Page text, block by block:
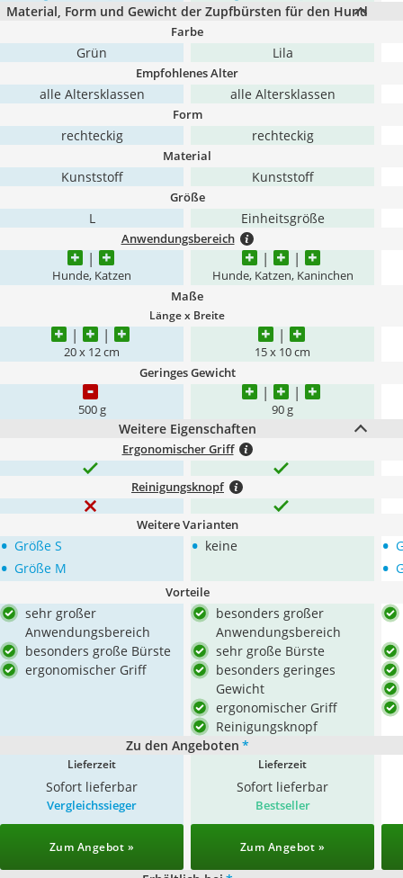
Material, Form und Gewicht der Zupfbürsten für den Hund
Farbe
Grün Lila
Empfohlenes Alter
alle Altersklassen alle Altersklassen
Form
rechteckig rechteckig
Material
Kunststoff Kunststoff
Größe
L Einheitsgröße
Anwendungsbereich
Hunde, Katzen Hunde, Katzen, Kaninchen
Maße
Länge x Breite
20 x 12 cm 15 x 10 cm
Geringes Gewicht
500 g 90 g
Weitere Eigenschaften
Ergonomischer Griff
Reinigungsknopf
Weitere Varianten
• Größe S
• Größe M
• keine •
•
Vorteile
sehr großer
Anwendungsbereich
besonders große Bürste
ergonomischer Griff
besonders großer
Anwendungsbereich
sehr große Bürste
besonders geringes
Gewicht
ergonomischer Griff
Reinigungsknopf
Zu den Angeboten *
Lieferzeit
Sofort lieferbar
Lieferzeit
Sofort lieferbar
Vergleichssieger
Zum Angebot »
Bestseller
Zum Angebot »